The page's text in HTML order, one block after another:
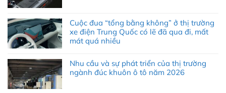
Cuộc đua “tổng bằng không” ở thị trường
xe điện Trung Quốc có lẽ đã qua đi, mất
mát quá nhiều
Nhu cầu và sự phát triển của thị trường
ngành đúc khuôn ô tô năm 2026